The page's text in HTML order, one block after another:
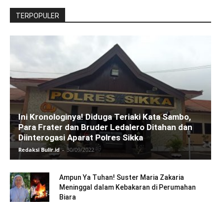
TERPOPULER
Ini Kronologinya! Diduga Teriaki Kata Sambo,
Para Frater dan Bruder Ledalero Ditahan dan
Diinterogasi Aparat Polres Sikka
Redaksi Bulir.id - 30/09/2022
Ampun Ya Tuhan! Suster Maria Zakaria
Meninggal dalam Kebakaran di Perumahan
Biara